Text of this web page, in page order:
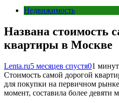
Недвижимость
Названа стоимость
квартиры в Москве
Lenta.ru5 месяцев спустя01
Стоимость самой дорогой
для покупки на первичном
момент, составила более девяти